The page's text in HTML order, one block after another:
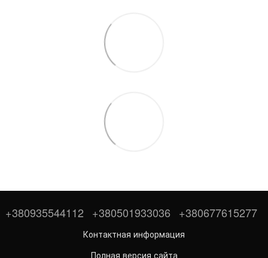
+380935544112 +380501933036 +380677615277
Контактная информация
Полная версия сайта